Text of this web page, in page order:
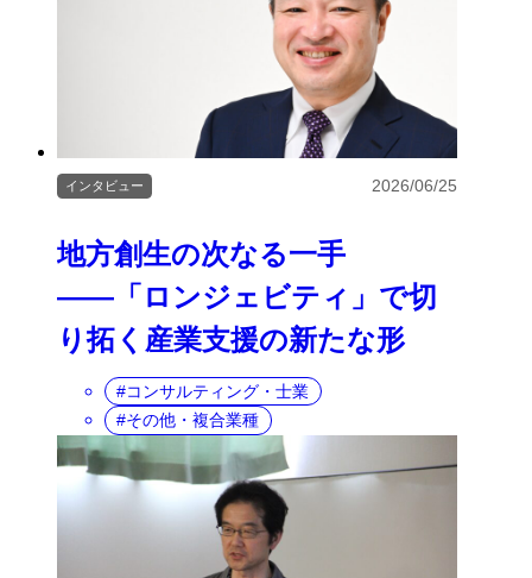
地方創生の次なる一手
――「ロンジェビティ」で切
り拓く産業支援の新たな形
インタビュー 2026/06/25
コンサルティング・士業
その他・複合業種